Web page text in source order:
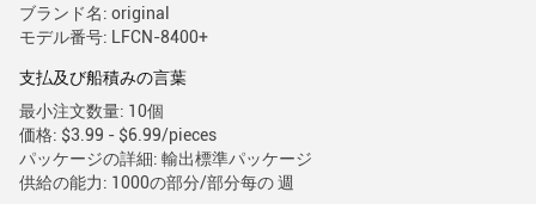
ブランド名: original
モデル番号: LFCN-8400+
支払及び船積みの言葉
最小注文数量: 10個
価格: $3.99 - $6.99/pieces
パッケージの詳細: 輸出標準パッケージ
供給の能力: 1000の部分/部分每の 週